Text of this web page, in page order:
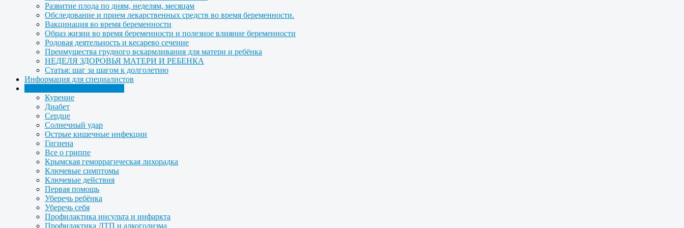
Развитие плода по дням, неделям, месяцам
Обследование и прием лекарственных средств во время беременности.
Вакцинация во время беременности
Образ жизни во время беременности и полезное влияние беременности
Родовая деятельность и кесарево сечение
Преимущества грудного вскармливания для матери и ребёнка
НЕДЕЛЯ ЗДОРОВЬЯ МАТЕРИ И РЕБЕНКА
Статья: шаг за шагом к долголетию
Информация для специалистов
Курение
Диабет
Сердце
Солнечный удар
Острые кишечные инфекции
Гигиена
Все о гриппе
Крымская геморрагическая лихорадка
Ключевые симптомы
Ключевые действия
Первая помощь
Уберечь ребёнка
Уберечь себя
Профилактика инсульта и инфаркта
Профилактика ДТП и алкоголизма